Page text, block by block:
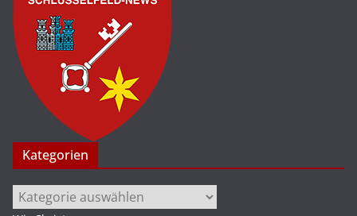
Kategorien
Kategorien